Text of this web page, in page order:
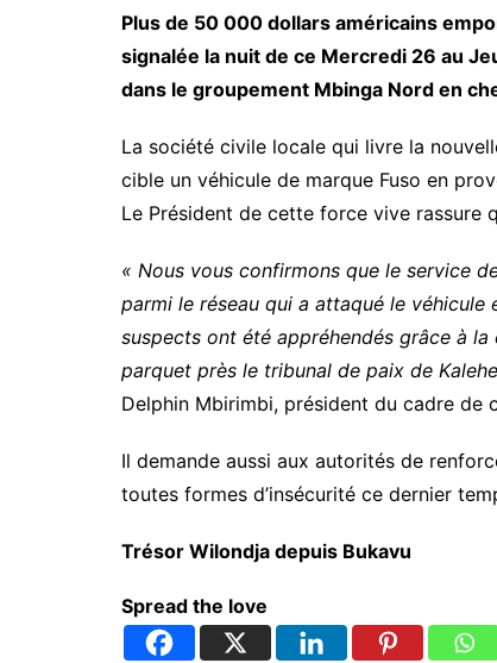
Plus de 50 000 dollars américains
signalée la nuit de ce Mercredi 26 au
dans le groupement Mbinga Nord en
La société civile locale qui livre la
cible un véhicule de marque Fuso en
Le Président de cette force vive rassure
« Nous vous confirmons que le service
parmi le réseau qui a attaqué le
suspects ont été appréhendés grâce à
parquet près le tribunal de paix de
Delphin Mbirimbi, président du cadre
Il demande aussi aux autorités de
toutes formes d’insécurité ce dernier
Trésor Wilondja depuis Bukavu
Spread the love